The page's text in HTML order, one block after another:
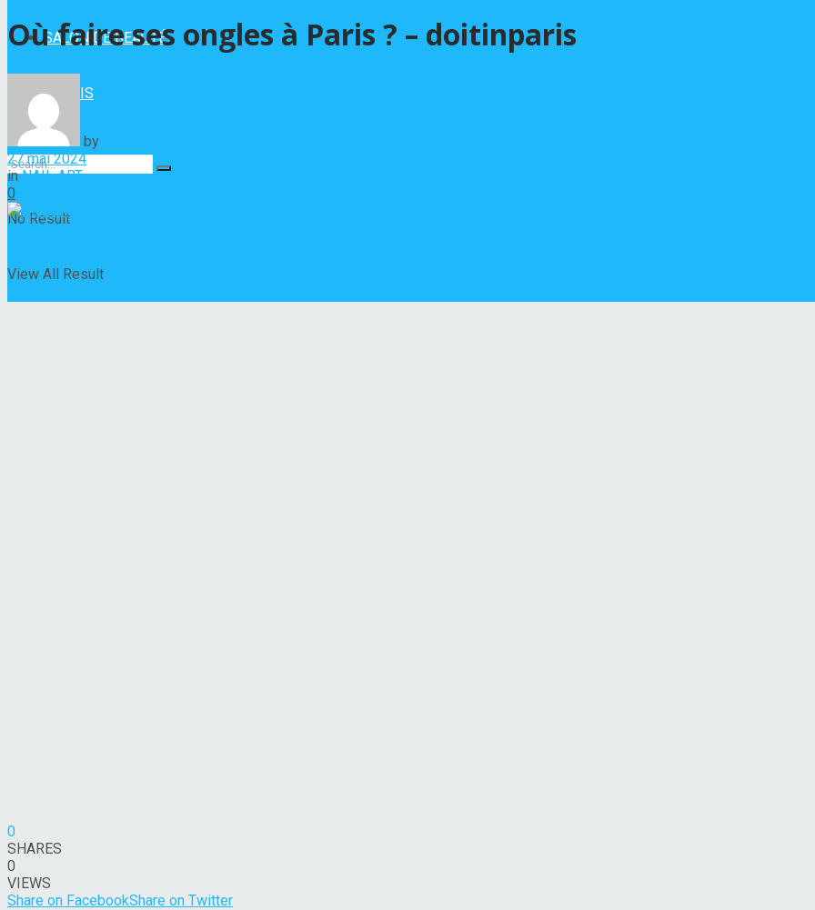
SALON DE BEAUTÉ
VERNIS
No Result
View All Result
Où faire ses ongles à Paris ? – doitinparis
by
27 mai 2024
in NAIL ART
0
0
SHARES
0
VIEWS
Share on FacebookShare on Twitter